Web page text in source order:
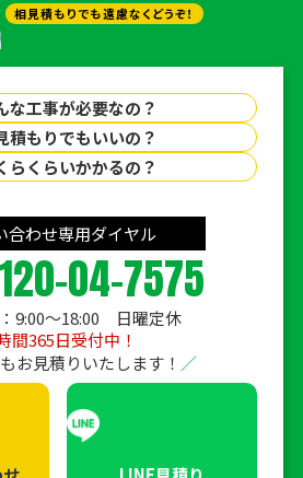
相見積もりでも遠慮なくどうぞ！
な工事が必要なの？
積もりでもいいの？
らくらいかかるの？
合わせ専用ダイヤル
04-7575
9:00〜18:00 日曜定休
間365日受付中！
お見積りいたします！